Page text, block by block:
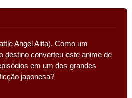
Angel Alita). Como um
destino converteu este anime de
em um dos grandes
japonesa?